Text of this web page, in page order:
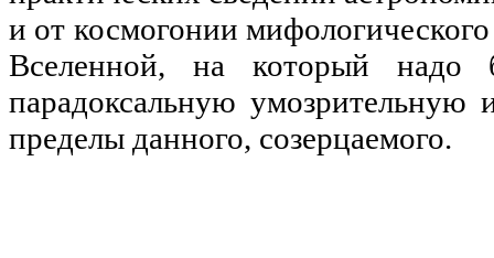
и от космогонии
Вселенной, на который надо
парадоксальную
пределы данного, созерцаемого.